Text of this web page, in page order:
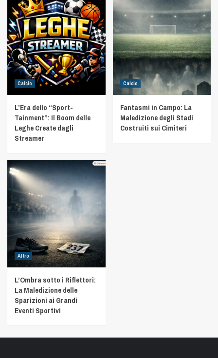
Calcio
L’Era dello “Sport-
Tainment”: Il Boom delle
Leghe Create dagli
Streamer
Calcio
Fantasmi in Campo: La
Maledizione degli Stadi
Costruiti sui Cimiteri
Altro
L’Ombra sotto i Riflettori:
La Maledizione delle
Sparizioni ai Grandi
Eventi Sportivi